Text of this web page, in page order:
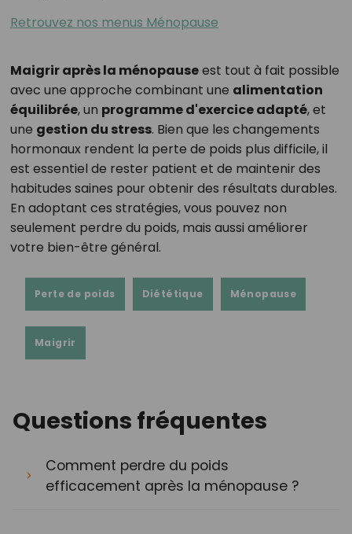
Retrouvez nos menus Ménopause
Maigrir après la ménopauseest tout à fait possible
avec une approche combinant une alimentation
équilibrée, un programme d'exercice adapté, et
une gestion du stress. Bien que les changements
hormonaux rendent la perte de poids plus difficile, il
est essentiel de rester patient et de maintenir des
habitudes saines pour obtenir des résultats durables.
En adoptant ces stratégies, vous pouvez non
seulement perdre du poids, mais aussi améliorer
votre bien-être général.
Perte de poids Diététique Ménopause
Maigrir
Questions fréquentes
Comment perdre du poids
efficacement après la ménopause ?